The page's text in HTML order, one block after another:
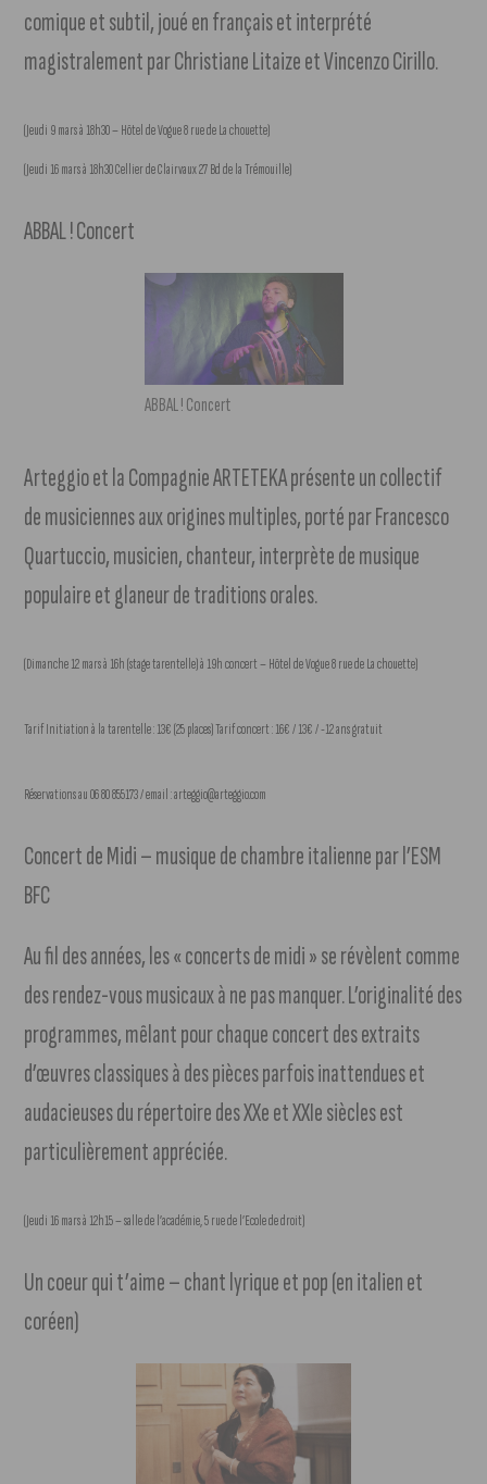
comique et subtil, joué en français et interprété
magistralement par Christiane Litaize et Vincenzo Cirillo.
(Jeudi 9 mars à 18h30 – Hôtel de Vogue 8 rue de La chouette)
(Jeudi 16 mars à 18h30 Cellier de Clairvaux 27 Bd de la Trémouille)
ABBAL ! Concert
ABBAL ! Concert
Arteggio et la Compagnie ARTETEKA présente un collectif
de musiciennes aux origines multiples, porté par Francesco
Quartuccio, musicien, chanteur, interprète de musique
populaire et glaneur de traditions orales.
(Dimanche 12 mars à 16h (stage tarentelle) à 19h concert – Hôtel de Vogue 8 rue de La chouette)
Tarif Initiation à la tarentelle : 13€ (25 places) Tarif concert : 16€ / 13€ / -12 ans gratuit
Réservations au 06 80 855173 / email : arteggio@arteggio.com
Concert de Midi – musique de chambre italienne par l’ESM
BFC
Au fil des années, les « concerts de midi » se révèlent comme
des rendez-vous musicaux à ne pas manquer. L’originalité des
programmes, mêlant pour chaque concert des extraits
d’œuvres classiques à des pièces parfois inattendues et
audacieuses du répertoire des XXe et XXIe siècles est
particulièrement appréciée.
(Jeudi 16 mars à 12h15 – salle de l’académie, 5 rue de l’Ecole de droit)
Un coeur qui t’aime – chant lyrique et pop (en italien et
coréen)